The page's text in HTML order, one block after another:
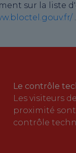
sur la liste
.
Le contrôle
Les visiteurs
proximité
contrôle